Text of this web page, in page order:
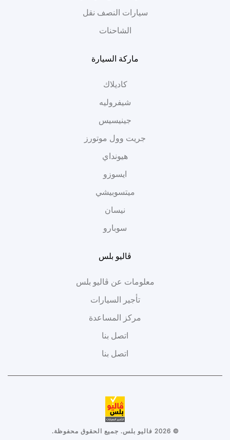
سيارات النصف نقل
الشاحنات
ماركة السيارة
كاديلاك
شيفروليه
جينيسيس
جريت وول موتورز
هيونداي
ايسوزو
ميتسوبيشي
نيسان
سوبارو
ڤاليو بلس
معلومات عن ڤاليو بلس
تأجير السيارات
مركز المساعدة
اتصل بنا
اتصل بنا
©
2026 فاليو بلس. جميع الحقوق محفوظة.